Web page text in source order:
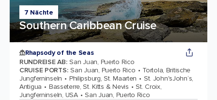
7 Nächte
Southern Caribbean Cruise
Rhapsody of the Seas
RUNDREISE AB: San Juan, Puerto Rico
CRUISE PORTS: San Juan, Puerto Rico
Tortola, Britische
Jungferninseln
Philipsburg, St. Maarten
St. John'sJohn‘s,
Antigua
Basseterre, St. Kitts & Nevis
St. Croix,
Jungferninseln, USA
San Juan, Puerto Rico